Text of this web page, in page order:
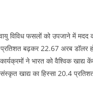
विविध फसलों को उपजाने में मदद
बढ़कर 22.67 अरब डॉलर
ने भारत को वैश्विक
खाद्य का हिस्सा 20.4